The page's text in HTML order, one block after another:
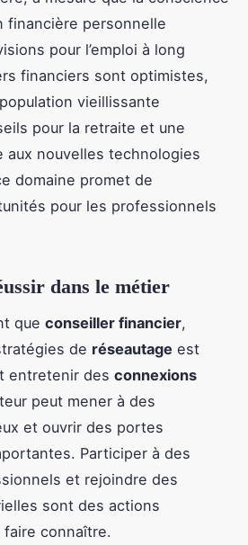
financière personnelle
pour l’emploi à long
financiers sont optimistes,
vieillissante
pour la retraite et une
aux nouvelles technologies
domaine promet de
pour les professionnels
dans le métier
que conseiller financier,
de réseautage est
entretenir des connexions
peut mener à des
et ouvrir des portes
Participer à des
et rejoindre des
sont des actions
connaître.